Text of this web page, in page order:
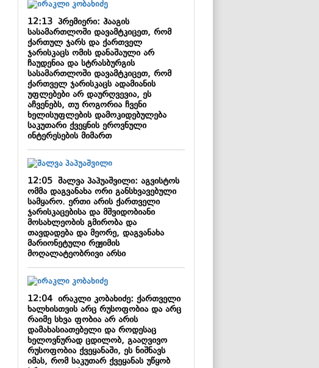
12:13პრემიერი: ჰააგის
სასამართლოში დავამტკიცეთ, რომ
ქართულ ჯარს და ქართველ
ჯარისკაცს ომის დანაშაული არ
ჩაუდენია და სტრასბურგის
სასამართლოში დავამტკიცეთ, რომ
ქართველ ჯარისკაცს ადამიანის
უფლებები არ დაურღვევია, ეს
აჩვენებს, თუ როგორია ჩვენი
ხელისუფლების დამოკიდებულება
საკუთარი ქვეყნის ეროვნული
ინტერესების მიმართ
12:05შალვა პაპუაშვილი: აგვისტოს
ომმა დაგვანახა ორი განსხვავებული
სამყარო. ერთი არის ქართველი
ჯარისკაცებისა და მშვიდობიანი
მოსახლეობის გმირობა და
თავდადება და მეორე, დაგვანახა
მარიონეტული რეჟიმის
მოღალატეობრივი არსი
12:04ირაკლი კობახიძე: ქართველი
ხალხისთვის არც რუსოფობია და არც
რაიმე სხვა ფობია არ არის
დამახასიათებელი და როდესაც
ხელოვნურად ცდილობ, გააღვივო
რუსოფობია ქვეყანაში, ეს ნიშნავს
იმას, რომ საკუთარ ქვეყანას უწყობ